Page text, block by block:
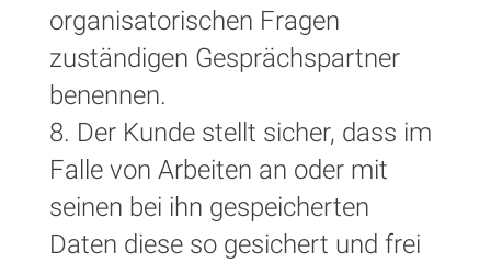
organisatorischen Fragen
zuständigen Gesprächspartner
benennen.
8. Der Kunde stellt sicher, dass im
Falle von Arbeiten an oder mit
seinen bei ihn gespeicherten
Daten diese so gesichert und frei